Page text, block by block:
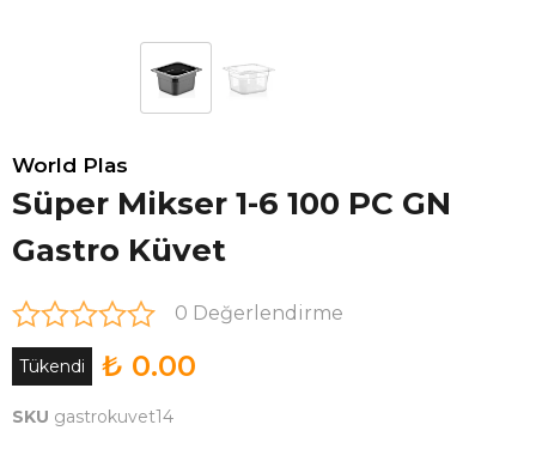
World Plas
Süper Mikser 1-6 100 PC GN
Gastro Küvet
0 Değerlendirme
Tükendi ₺ 0.00
SKU gastrokuvet14